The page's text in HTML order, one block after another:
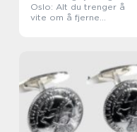
Oslo: Alt du trenger å
vite om å fjerne